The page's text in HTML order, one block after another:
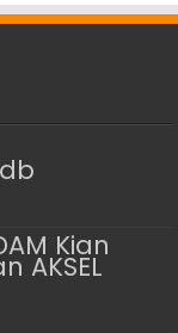
Kian
AKSEL